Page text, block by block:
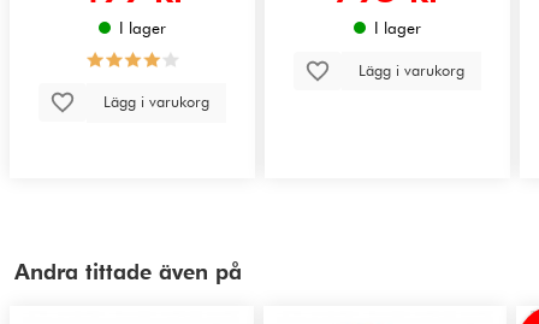
I lager
Lägg i varukorg
I lager
Lägg i varukorg
Andra tittade även på